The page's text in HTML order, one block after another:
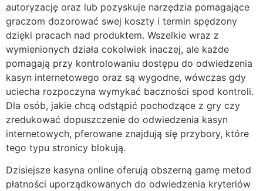
autoryzację oraz lub pozyskuje narzędzia pomagające
graczom dozorować swej koszty i termin spędzony
dzięki pracach nad produktem. Wszelkie wraz z
wymienionych działa cokolwiek inaczej, ale każde
pomagają przy kontrolowaniu dostępu do odwiedzenia
kasyn internetowego oraz są wygodne, wówczas gdy
uciecha rozpoczyna wymykać baczności spod kontroli.
Dla osób, jakie chcą odstąpić pochodzące z gry czy
zredukować dopuszczenie do odwiedzenia kasyn
internetowych, pferowane znajdują się przybory, które
tego typu stronicy blokują.
Dzisiejsze kasyna online oferują obszerną gamę metod
płatności uporządkowanych do odwiedzenia kryteriów